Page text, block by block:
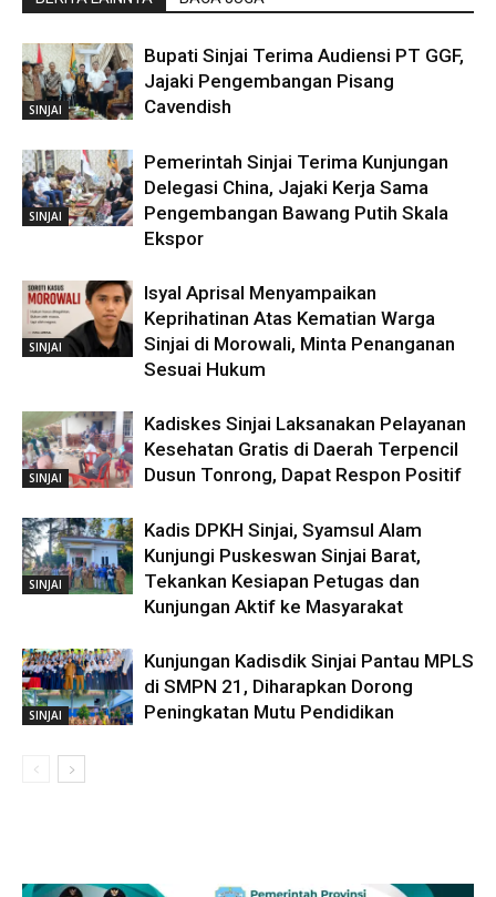
SINJAI
Bupati Sinjai Terima Audiensi PT GGF,
Jajaki Pengembangan Pisang
Cavendish
SINJAI
Pemerintah Sinjai Terima Kunjungan
Delegasi China, Jajaki Kerja Sama
Pengembangan Bawang Putih Skala
Ekspor
SINJAI
Isyal Aprisal Menyampaikan
Keprihatinan Atas Kematian Warga
Sinjai di Morowali, Minta Penanganan
Sesuai Hukum
SINJAI
Kadiskes Sinjai Laksanakan Pelayanan
Kesehatan Gratis di Daerah Terpencil
Dusun Tonrong, Dapat Respon Positif
SINJAI
Kadis DPKH Sinjai, Syamsul Alam
Kunjungi Puskeswan Sinjai Barat,
Tekankan Kesiapan Petugas dan
Kunjungan Aktif ke Masyarakat
SINJAI
Kunjungan Kadisdik Sinjai Pantau MPLS
di SMPN 21, Diharapkan Dorong
Peningkatan Mutu Pendidikan